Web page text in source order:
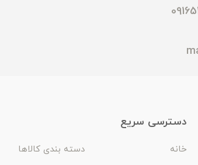
دسترسی سریع
خانه
دسته بندی کالاها